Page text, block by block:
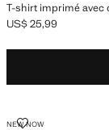
T-shirt imprimé avec
Prix actuel [US$ 25,99
US$ 25,99
NEW NOWT-SHIRT EN